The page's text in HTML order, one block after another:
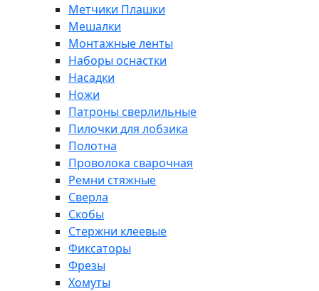
Метчики Плашки
Мешалки
Монтажные ленты
Наборы оснастки
Насадки
Ножи
Патроны сверлильные
Пилочки для лобзика
Полотна
Проволока сварочная
Ремни стяжные
Сверла
Скобы
Стержни клеевые
Фиксаторы
Фрезы
Хомуты